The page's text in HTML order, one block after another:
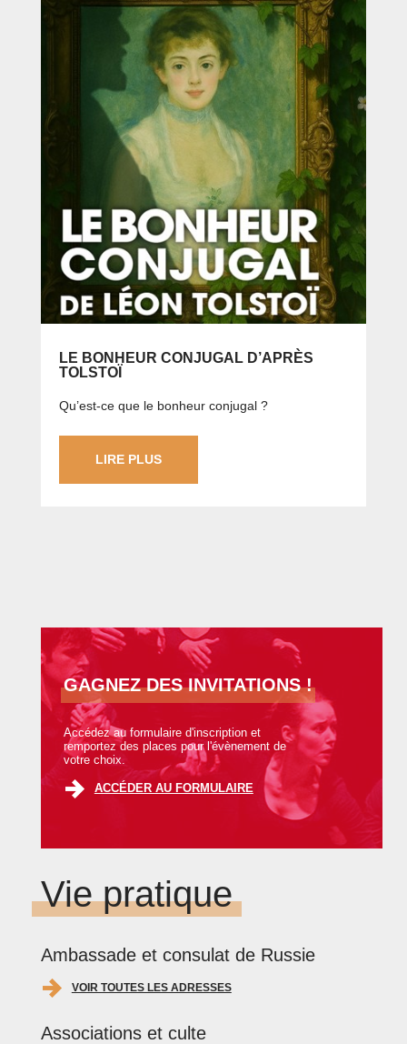
LE BONHEUR CONJUGAL D’APRÈS
TOLSTOÏ
Qu’est-ce que le bonheur conjugal ?
LIRE PLUS
GAGNEZ DES INVITATIONS !
Accédez au formulaire d'inscription et
remportez des places pour l'évènement de
votre choix.
ACCÉDER AU FORMULAIRE
Vie pratique
Ambassade et consulat de Russie
VOIR TOUTES LES ADRESSES
Associations et culte